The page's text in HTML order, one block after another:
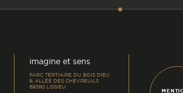
imagine et sens
PARC TERTIAIRE DU BOIS DIEU
8, ALLÉE DES CHEVREUILS
69380 LISSIEU